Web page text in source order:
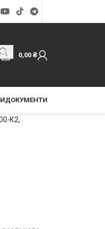
0,00 ₴
ДОКУМЕНТИ
К2,